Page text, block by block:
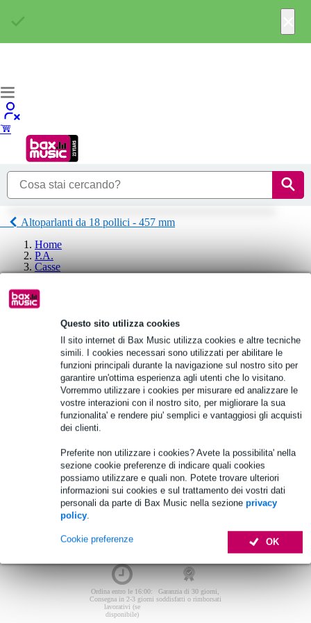
Questo sito utilizza cookies
Il sito internet di Bax Music utilizza cookies e altre tecniche
simili. I cookies necessari sono utilizzati per abilitare le
funzioni principali durante la navigazione sul nostro sito per
garantire un'ottima esperienza agli utenti che lo visitano.
Vorremmo utilizzare i cookies per misurare ed analizzare le
vostre interazioni con il nostro sito, per migliorare la sua
funzionalita' e rendere piu' semplici e vantaggiosi gli acquisti
dei clienti.
Preferite non utilizzare i cookies? Avete la possibilita' nella
sezione cookie preferenze di indicare quali cookies
possiamo utilizzare e quali non. Potete trovare ulteriori
informazioni sui cookies e sul trattamento dei vostri dati
personali da parte di Bax Music nella sezione privacy
policy.
OK
Cookie preferenze
Altoparlanti da 18 pollici - 457 mm
Home
P.A.
Casse
Componenti interne
Altoparlanti da 18 pollici - 457 mm
Beyma Altoparlanti da 18 pollici - 457
Non sono stati trovati articoli.
Non sono stati trovati articoli.
Ordina entro le 16:00:
Consegna in 2-3 giorni
lavorativi (se
disponibile)
Garanzia di 30 giorni,
soddisfatti o rimborsati